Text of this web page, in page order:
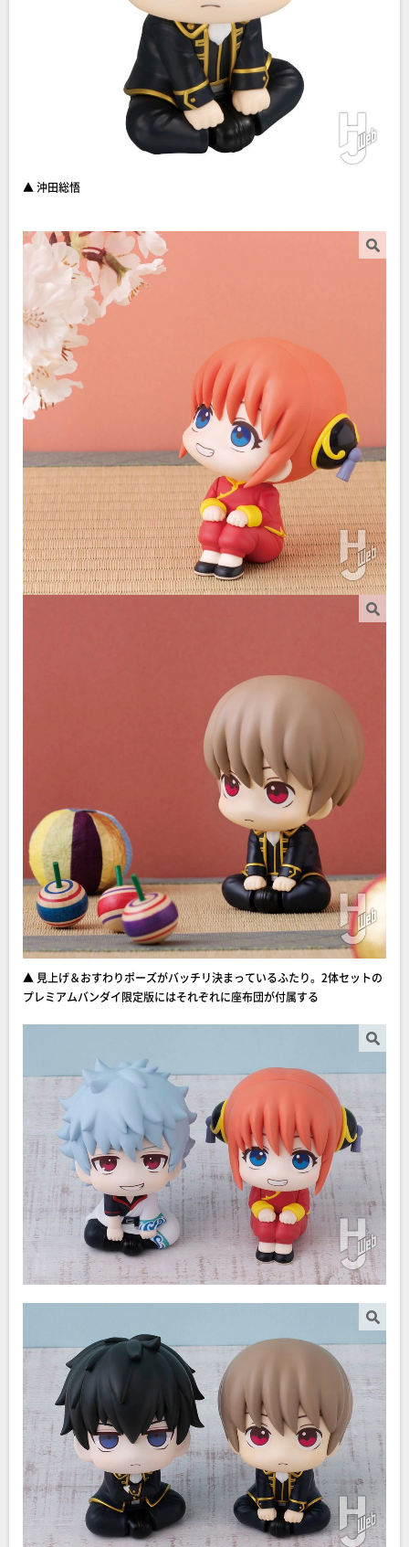
▲ 沖田総悟
▲ 見上げ＆おすわりポーズがバッチリ決まっているふたり。2体セットの
プレミアムバンダイ限定版にはそれぞれに座布団が付属する